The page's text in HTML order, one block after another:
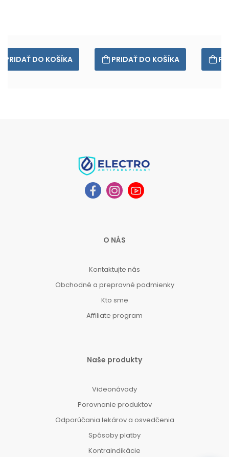
PRIDAŤ DO KOŠÍKA PRIDAŤ DO KOŠÍKA
O NÁS
Kontaktujte nás
Obchodné a prepravné podmienky
Kto sme
Affiliate program
Naše produkty
Videonávody
Porovnanie produktov
Odporúčania lekárov a osvedčenia
Spôsoby platby
Kontraindikácie